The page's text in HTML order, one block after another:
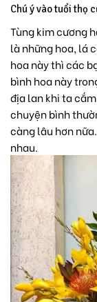
Chú ý vào tuổi thọ
Tùng kim cương
là những hoa, lá
hoa này thì các
bình hoa này
địa lan khi ta
chuyện bình
càng lâu hơn
nhau.